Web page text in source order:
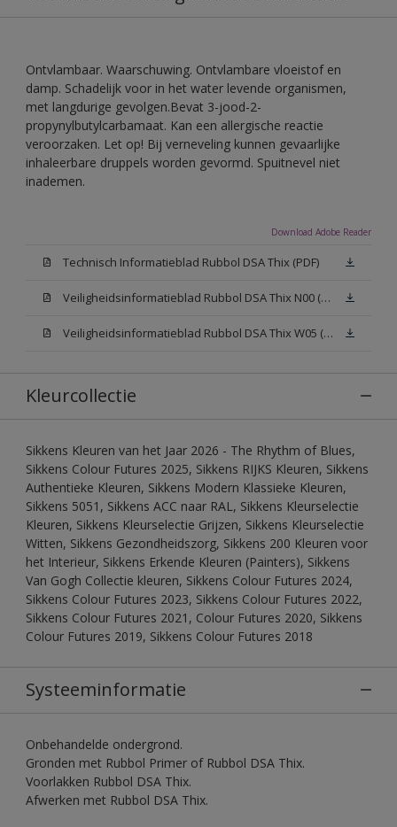
Ontvlambaar. Waarschuwing. Ontvlambare vloeistof en
damp. Schadelijk voor in het water levende organismen,
met langdurige gevolgen.Bevat 3-jood-2-
propynylbutylcarbamaat. Kan een allergische reactie
veroorzaken. Let op! Bij verneveling kunnen gevaarlijke
inhaleerbare druppels worden gevormd. Spuitnevel niet
inademen.
Download Adobe Reader
Technisch Informatieblad Rubbol DSA Thix (PDF)
Veiligheidsinformatieblad Rubbol DSA Thix N00 (MSDS)
Veiligheidsinformatieblad Rubbol DSA Thix W05 (MSDS)
Kleurcollectie
Sikkens Kleuren van het Jaar 2026 - The Rhythm of Blues,
Sikkens Colour Futures 2025, Sikkens RIJKS Kleuren, Sikkens
Authentieke Kleuren, Sikkens Modern Klassieke Kleuren,
Sikkens 5051, Sikkens ACC naar RAL, Sikkens Kleurselectie
Kleuren, Sikkens Kleurselectie Grijzen, Sikkens Kleurselectie
Witten, Sikkens Gezondheidszorg, Sikkens 200 Kleuren voor
het Interieur, Sikkens Erkende Kleuren (Painters), Sikkens
Van Gogh Collectie kleuren, Sikkens Colour Futures 2024,
Sikkens Colour Futures 2023, Sikkens Colour Futures 2022,
Sikkens Colour Futures 2021, Colour Futures 2020, Sikkens
Colour Futures 2019, Sikkens Colour Futures 2018
Systeeminformatie
Onbehandelde ondergrond.
Gronden met Rubbol Primer of Rubbol DSA Thix.
Voorlakken Rubbol DSA Thix.
Afwerken met Rubbol DSA Thix.